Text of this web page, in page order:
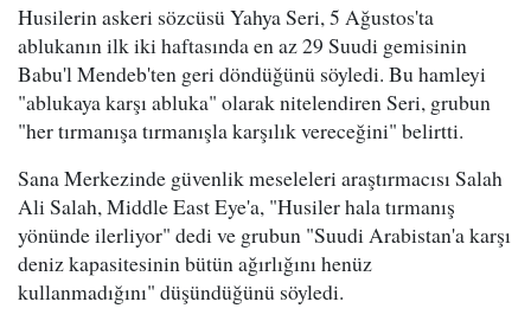
Husilerin askeri sözcüsü Yahya Seri, 5 Ağustos'ta
ablukanın ilk iki haftasında en az 29 Suudi gemisinin
Babu'l Mendeb'ten geri döndüğünü söyledi. Bu hamleyi
"ablukaya karşı abluka" olarak nitelendiren Seri, grubun
"her tırmanışa tırmanışla karşılık vereceğini" belirtti.
Sana Merkezinde güvenlik meseleleri araştırmacısı Salah
Ali Salah, Middle East Eye'a, "Husiler hala tırmanış
yönünde ilerliyor" dedi ve grubun "Suudi Arabistan'a karşı
deniz kapasitesinin bütün ağırlığını henüz
kullanmadığını" düşündüğünü söyledi.